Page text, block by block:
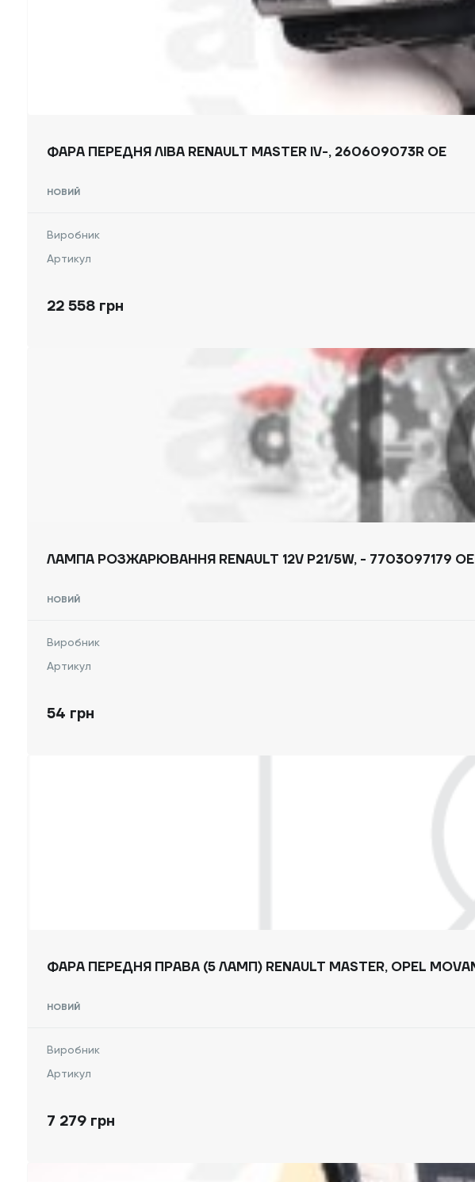
ФАРА ПЕРЕДНЯ ЛІВА RENAULT MASTER IV-, 260609073R OE
НОВИЙ
Виробник
Артикул
22 558 грн
ЛАМПА РОЗЖАРЮВАННЯ RENAULT 12V P21/5W, - 7703097179 OE
НОВИЙ
Виробник
Артикул
54 грн
НОВИЙ
Виробник
Артикул
7 279 грн